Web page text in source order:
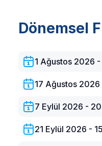
4. Yatak Odası:
2
Villa Mutfak ve
Dönemsel
1 Ağustos 2026
17 Ağustos
7 Eylül 2026 -
21 Eylül 2026 -